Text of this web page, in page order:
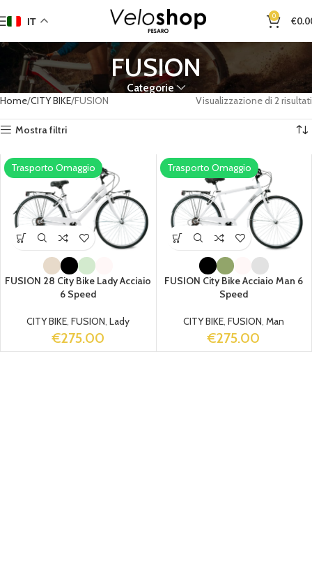
IT
0 €
FUSION
Categorie
Home CITY BIKE FUSION Visualizzazione di 2 risultati
Mostra filtri
Trasporto Omaggio
FUSION 28 City Bike Lady Acciaio
6 Speed
CITY BIKE,FUSION,Lady
€275.00
Trasporto Omaggio
FUSION City Bike Acciaio Man 6
Speed
CITY BIKE,FUSION,Man
€275.00